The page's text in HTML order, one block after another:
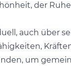
der
auch über
um